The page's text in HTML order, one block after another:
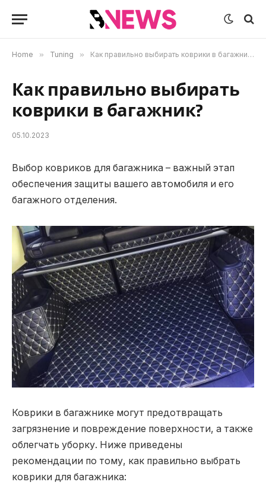
Home » Tuning » Как правильно выбирать коврики в багажник?
Как правильно выбирать
коврики в багажник?
05.10.2023
Выбор ковриков для багажника – важный этап
обеспечения защиты вашего автомобиля и его
багажного отделения.
Коврики в багажнике могут предотвращать
загрязнение и повреждение поверхности, а также
облегчать уборку. Ниже приведены
рекомендации по тому, как правильно выбрать
коврики для багажника: